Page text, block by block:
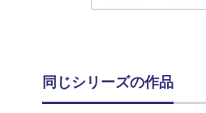
同じシリーズの作品